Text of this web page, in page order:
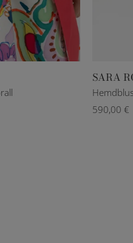
36
SARA
590,00 €